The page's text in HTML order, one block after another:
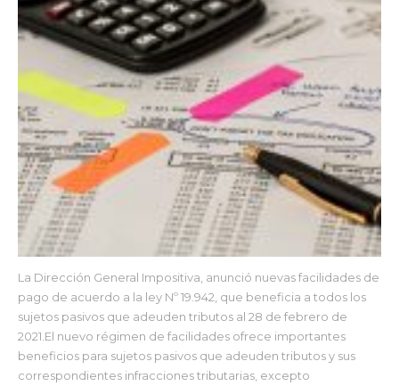
La Dirección General Impositiva, anunció nuevas facilidades de
pago de acuerdo a la ley Nº 19.942, que beneficia a todos los
sujetos pasivos que adeuden tributos al 28 de febrero de
2021.El nuevo régimen de facilidades ofrece importantes
beneficios para sujetos pasivos que adeuden tributos y sus
correspondientes infracciones tributarias, excepto